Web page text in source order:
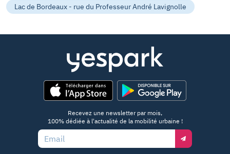
Lac de Bordeaux - rue du Professeur André Lavignolle
Recevez une newsletter par mois,
100% dédiée à l'actualité de la mobilité urbaine !